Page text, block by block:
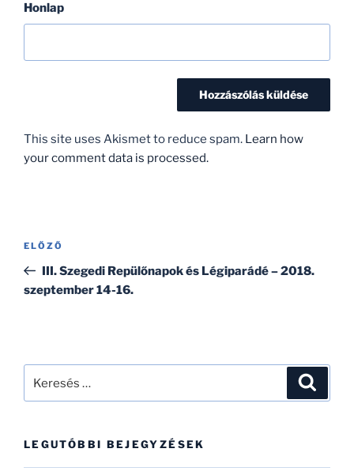
Honlap
This site uses Akismet to reduce spam. Learn how
your comment data is processed.
Bejegyzés
Korábbi
bejegyzés
ELŐZŐ
III. Szegedi Repülőnapok és Légiparádé – 2018.
szeptember 14-16.
LEGUTÓBBI BEJEGYZÉSEK